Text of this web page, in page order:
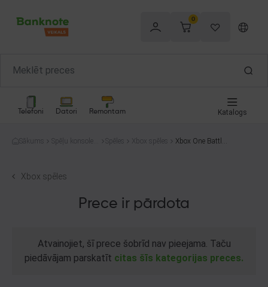
0
Telefoni Datori Remontam Katalogs
Sākums
Spēļu konsoles
Spēles Xbox spēles
Xbox One Battlefi
Xbox spēles
Prece ir pārdota
Atvainojiet, šī prece šobrīd nav pieejama. Taču
piedāvājam parskatīt citas šīs kategorijas preces.